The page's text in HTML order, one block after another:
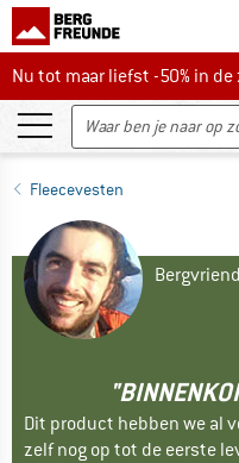
Nu tot maar liefst -50% in de
Nu tot maar liefst -50% in
Fleecevesten
Dit product hebben we al
zelf nog op tot de eerste